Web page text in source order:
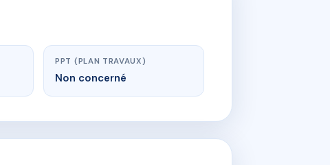
PPT (PLAN TRAVAUX)
Non concerné